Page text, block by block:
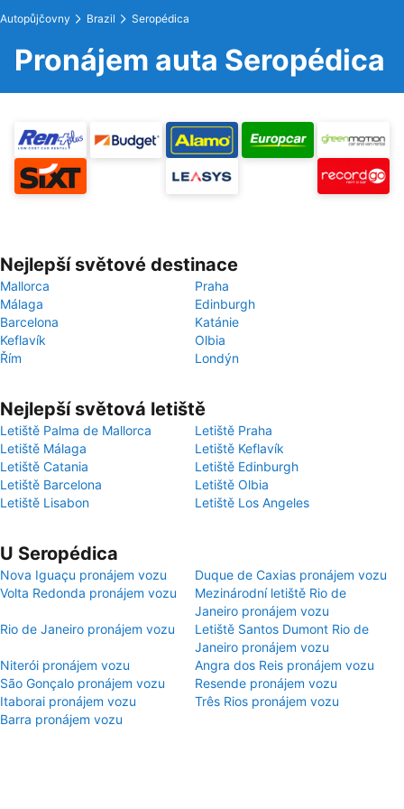
Autopůjčovny Brazil Seropédica
Pronájem auta Seropédica
Nejlepší světové destinace
Mallorca
Praha
Málaga
Edinburgh
Barcelona
Katánie
Keflavík
Olbia
Řím
Londýn
Nejlepší světová letiště
Letiště Palma de Mallorca
Letiště Praha
Letiště Málaga
Letiště Keflavík
Letiště Catania
Letiště Edinburgh
Letiště Barcelona
Letiště Olbia
Letiště Lisabon
Letiště Los Angeles
U Seropédica
Nova Iguaçu pronájem vozu
Duque de Caxias pronájem vozu
Volta Redonda pronájem vozu
Mezinárodní letiště Rio de
Janeiro pronájem vozu
Rio de Janeiro pronájem vozu
Letiště Santos Dumont Rio de
Janeiro pronájem vozu
Niterói pronájem vozu
Angra dos Reis pronájem vozu
São Gonçalo pronájem vozu
Resende pronájem vozu
Itaborai pronájem vozu
Três Rios pronájem vozu
Barra pronájem vozu